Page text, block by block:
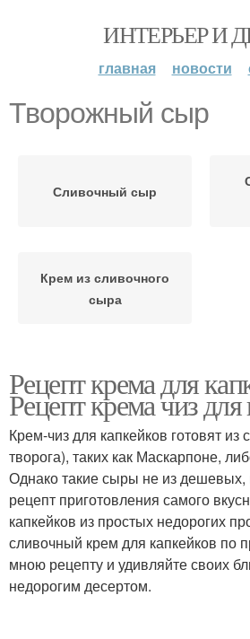
ИНТЕРЬЕР И
главная новости
Творожный сыр
Сливочный сыр
Крем из сливочного
сыра
Рецепт крема для
Рецепт крема чиз для
Крем-чиз для капкейков готовят
творога), таких как Маскарпоне,
Однако такие сыры не из дешевых,
рецепт приготовления самого
капкейков из простых недорогих
сливочный крем для капкейков по
мною рецепту и удивляйте своих
недорогим десертом.